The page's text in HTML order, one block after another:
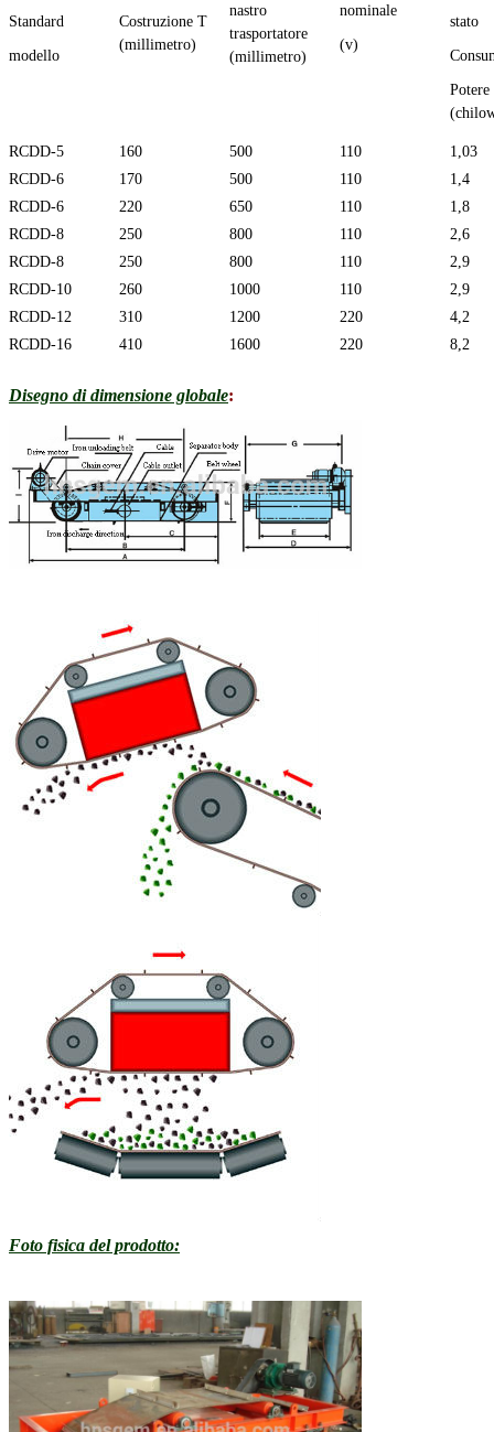
Standard
modello
Costruzione T
(millimetro)
nastro
trasportatore
(millimetro)
nominale
(v)
stato
Potere
RCDD-5 160 500 110
1,03
RCDD-6
170 500 110
1,4
RCDD-6
220 650 110
1,8
RCDD-8
250 800 110
2,6
RCDD-8
250 800 110
2,9
RCDD-10
260 1000 110
2,9
RCDD-12
310 1200 220
4,2
RCDD-16
410 1600 220 8,2
Disegno di dimensione globale:
Foto fisica del prodotto: